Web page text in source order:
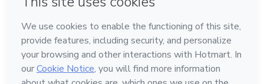
Conheça a Hotmart